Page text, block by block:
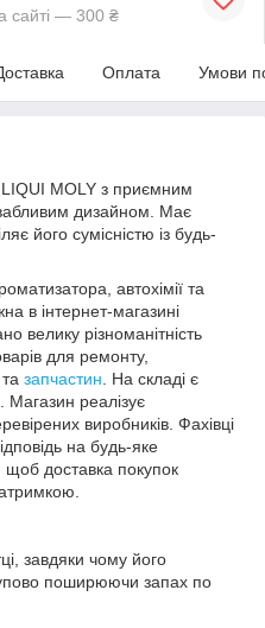
сайті — 300 ₴
Оплата Умови
MOLY з приємним
дизайном. Має
його сумісністю із будь-
автохімії та
в інтернет-магазині
велику різноманітність
для ремонту,
запчастин . На складі є
Магазин реалізує
виробників. Фахівці
на будь-яке
доставка покупок
завдяки чому його
поширюючи запах по